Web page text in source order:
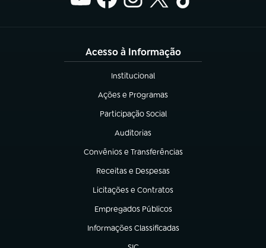
Acesso à Informação
Institucional
(abre em nova aba)
Ações e Programas
(abre em nova aba)
Participação Social
(abre em nova aba)
Auditorias
(abre em nova aba)
Convênios e Transferências
(abre em nova aba)
Receitas e Despesas
(abre em nova aba)
Licitações e Contratos
(abre em nova aba)
Empregados Públicos
(abre em nova aba)
Informações Classificadas
(abre em nova aba)